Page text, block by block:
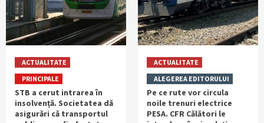
ACTUALITATE
PRINCIPALE
STB a cerut intrarea în
insolvență. Societatea dă
asigurări că transportul
ACTUALITATE
ALEGEREA EDITORULUI
Pe ce rute vor circula
noile trenuri electrice
PESA. CFR Călători le